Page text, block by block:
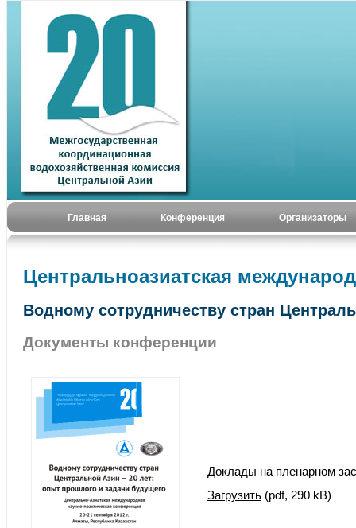
Главная Конференция Организаторы
Центральноазиатская
Водному сотрудничеству стран
Документы конференции
Доклады на пленарном
Загрузить (pdf, 290 kB)